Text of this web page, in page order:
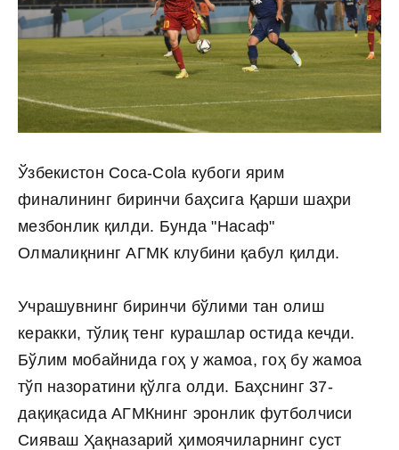
Ўзбекистон Cоcа-Cоlа кубоги ярим
финалининг биринчи баҳсига Қарши шаҳри
мезбонлик қилди. Бунда "Насаф"
Олмалиқнинг АГМК клубини қабул қилди.
Учрашувнинг биринчи бўлими тан олиш
керакки, тўлиқ тенг курашлар остида кечди.
Бўлим мобайнида гоҳ у жамоа, гоҳ бу жамоа
тўп назоратини қўлга олди. Баҳснинг 37-
дақиқасида АГМКнинг эронлик футболчиси
Сияваш Ҳақназарий ҳимоячиларнинг суст